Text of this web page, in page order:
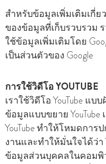
สําหรับข้อมูลเพิ่มเติมเกี่
ของข้อมูลที่เก็บรวบรวม
ใช้ข้อมูลเพิ่มเติมโดย
เป็นส่วนตัวของ Google
การใช้วิดีโอ YOUTUBE
เราใช้วิดีโอ YouTube แ
ข้อมูลแบบขยาย YouTube
YouTube ทําให้โหมดกา
งานและทําให้มั่นใจได้ว่า
ข้อมูลส่วนบุคคลในคอมพิ